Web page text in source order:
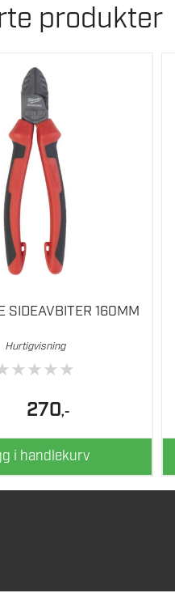
produkter
SIDEAVBITER 160MM
Hurtigvisning
★★★★
270,-
i handlekurv